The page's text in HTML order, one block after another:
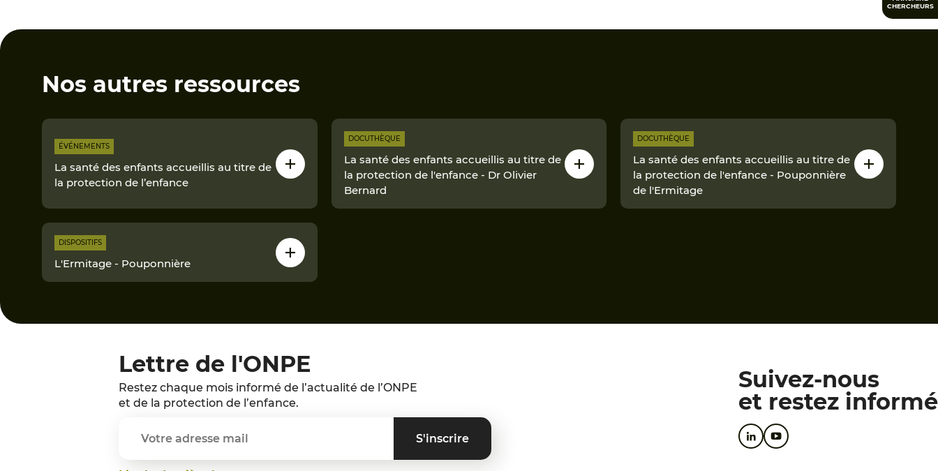
CHERCHEURS
Nos autres ressources
ÉVÉNEMENTS
La santé des enfants accueillis au titre de
la protection de l’enfance
DOCUTHÈQUE
La santé des enfants accueillis au titre de
la protection de l'enfance - Dr Olivier
Bernard
DOCUTHÈQUE
La santé des enfants accueillis au titre de
la protection de l'enfance - Pouponnière
de l'Ermitage
DISPOSITIFS
L'Ermitage - Pouponnière
Lettre de l'ONPE
Restez chaque mois informé de l’actualité de l’ONPE
et de la protection de l’enfance.
Suivez-nous
et restez informé